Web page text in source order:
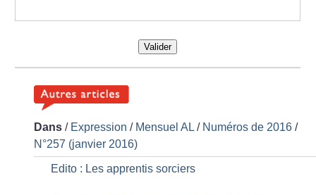
Valider
Dans / Expression / Mensuel AL / Numéros de 2016 /
N°257 (janvier 2016)
Edito : Les apprentis sorciers